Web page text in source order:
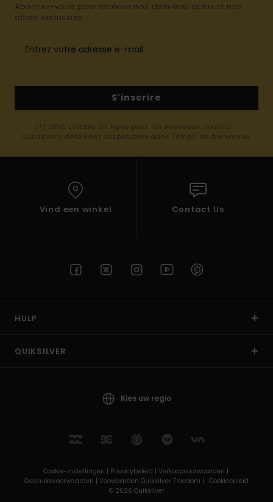
Abonnez-vous pour recevoir nos dernières actus et nos
offres exclusives.
S'inscrire
(*) Offre valable en ligne pour les nouveaux inscrits -
Conditions détaillées disponibles dans l'email de bienvenue
Vind een winkel Contact Us
HULP
QUIKSILVER
Kies uw regio
Cookie-instellingen | Privacybeleid | Verkoopvoorwaarden |
Gebruiksvoorwaarden | Voowaarden Quiksilver Freedom | Cookiebeleid
© 2026 Quiksilver